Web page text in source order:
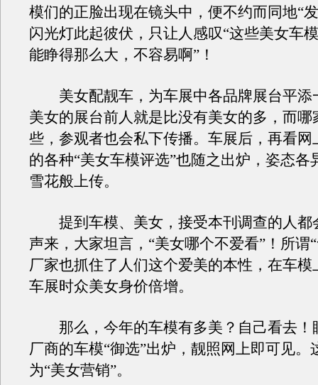
模们的正脸出现在镜头中，便不约而同地“
闪光灯此起彼伏，只让人感叹“这些美女车
能睁得那么大，不容易啊”！
美女配靓车，为车展中各品牌展台平添
美女的展台前人就是比没有美女的多，而哪
些，参观者也会私下传播。车展后，再看网
的各种“美女车模评选”也随之出炉，姿态各
雪花般上传。
提到车模、美女，接受本刊调查的人都
声来，大家坦言，“美女哪个不爱看”！所谓
厂家也抓住了人们这个爱美的本性，在车模
车展时众美女身价倍增。
那么，今年的车模有多美？自己看去！
厂商的车模“御选”出炉，靓照网上即可见。
为“美女营销”。